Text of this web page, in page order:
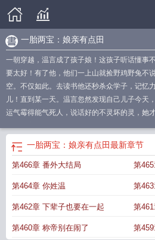
一胎两宝：娘亲有点田
一朝穿越，温言成了孩子娘！这孩子听话懂事
要太好！有了他，他们一上山就捡野鸡野兔不
空。不仅如此。去读书他还秒杀众学子，记忆
儿！直到某一天。温言忽然发现自己儿子今天
运气霉得能气死人，说话好的不灵坏的灵，她
一胎三宝神医娘亲太腹黑免费阅 一胎
娘亲飒爆全大陆全文免
一胎二宝妈咪又甜又爆
亲马甲又掉了男主一胎三宝娘亲又美又一胎
双宝娘亲马甲掉不停
一胎两宝娘亲有点田讲什
胎两宝总裁宠妻能上天娘亲一宠到底 一胎两
娘亲别跑一胎两宝老婆大人别想逃全文免费阅
一胎两宝：娘亲有点田最新章节
第466章 番外大结局 第
第464章 你姓温 第
第462章 下辈子也要在一起 第
第460章 称帝别在闹了 第